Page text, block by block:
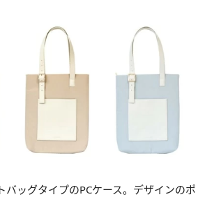
バッグタイプのPCケース。デザインのポ